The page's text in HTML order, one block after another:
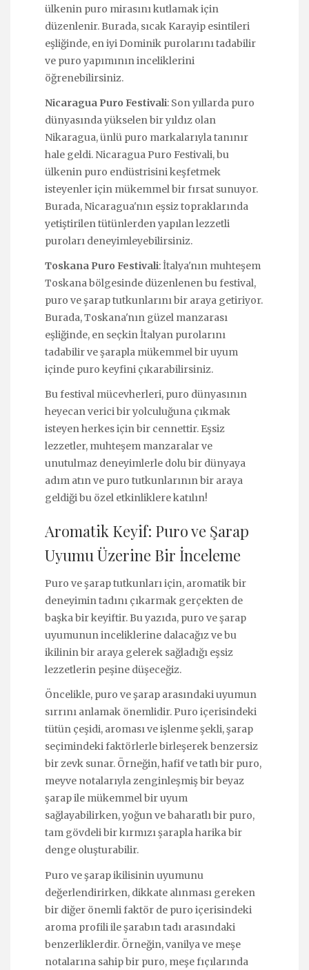
ülkenin puro mirasını kutlamak için
düzenlenir. Burada, sıcak Karayip esintileri
eşliğinde, en iyi Dominik purolarını tadabilir
ve puro yapımının inceliklerini
öğrenebilirsiniz.
Nicaragua Puro Festivali: Son yıllarda puro
dünyasında yükselen bir yıldız olan
Nikaragua, ünlü puro markalarıyla tanınır
hale geldi. Nicaragua Puro Festivali, bu
ülkenin puro endüstrisini keşfetmek
isteyenler için mükemmel bir fırsat sunuyor.
Burada, Nicaragua'nın eşsiz topraklarında
yetiştirilen tütünlerden yapılan lezzetli
puroları deneyimleyebilirsiniz.
Toskana Puro Festivali: İtalya'nın muhteşem
Toskana bölgesinde düzenlenen bu festival,
puro ve şarap tutkunlarını bir araya getiriyor.
Burada, Toskana'nın güzel manzarası
eşliğinde, en seçkin İtalyan purolarını
tadabilir ve şarapla mükemmel bir uyum
içinde puro keyfini çıkarabilirsiniz.
Bu festival mücevherleri, puro dünyasının
heyecan verici bir yolculuğuna çıkmak
isteyen herkes için bir cennettir. Eşsiz
lezzetler, muhteşem manzaralar ve
unutulmaz deneyimlerle dolu bir dünyaya
adım atın ve puro tutkunlarının bir araya
geldiği bu özel etkinliklere katılın!
Aromatik Keyif: Puro ve Şarap
Uyumu Üzerine Bir İnceleme
Puro ve şarap tutkunları için, aromatik bir
deneyimin tadını çıkarmak gerçekten de
başka bir keyiftir. Bu yazıda, puro ve şarap
uyumunun inceliklerine dalacağız ve bu
ikilinin bir araya gelerek sağladığı eşsiz
lezzetlerin peşine düşeceğiz.
Öncelikle, puro ve şarap arasındaki uyumun
sırrını anlamak önemlidir. Puro içerisindeki
tütün çeşidi, aroması ve işlenme şekli, şarap
seçimindeki faktörlerle birleşerek benzersiz
bir zevk sunar. Örneğin, hafif ve tatlı bir puro,
meyve notalarıyla zenginleşmiş bir beyaz
şarap ile mükemmel bir uyum
sağlayabilirken, yoğun ve baharatlı bir puro,
tam gövdeli bir kırmızı şarapla harika bir
denge oluşturabilir.
Puro ve şarap ikilisinin uyumunu
değerlendirirken, dikkate alınması gereken
bir diğer önemli faktör de puro içerisindeki
aroma profili ile şarabın tadı arasındaki
benzerliklerdir. Örneğin, vanilya ve meşe
notalarına sahip bir puro, meşe fıçılarında